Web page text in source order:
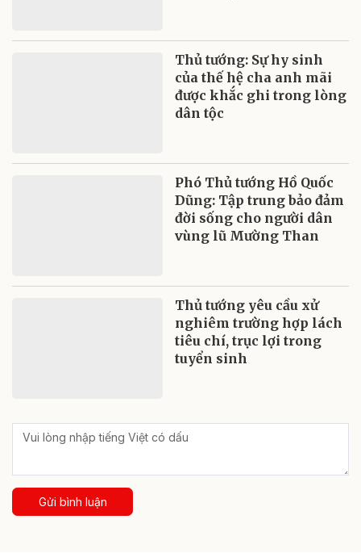
Thủ tướng: Sự hy sinh
của thế hệ cha anh mãi
được khắc ghi trong lòng
dân tộc
Phó Thủ tướng Hồ Quốc
Dũng: Tập trung bảo đảm
đời sống cho người dân
vùng lũ Mường Than
Thủ tướng yêu cầu xử
nghiêm trường hợp lách
tiêu chí, trục lợi trong
tuyển sinh
Gửi bình luận